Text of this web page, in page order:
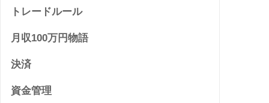
トレードルール
月収100万円物語
決済
資金管理